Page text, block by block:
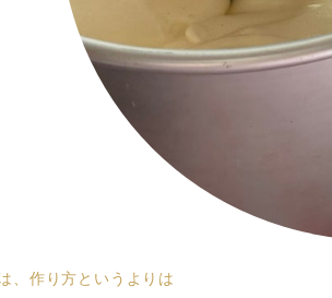
、作り方というよりは